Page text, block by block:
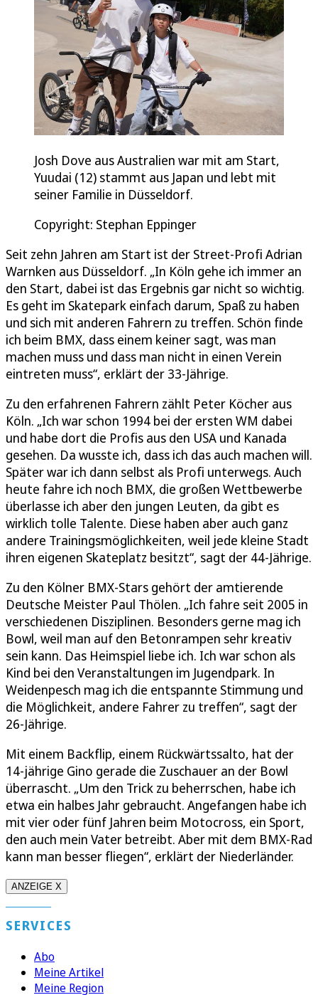
Josh Dove aus Australien war mit am Start,
Yuudai (12) stammt aus Japan und lebt mit
seiner Familie in Düsseldorf.
Copyright: Stephan Eppinger
Seit zehn Jahren am Start ist der Street-Profi Adrian
Warnken aus Düsseldorf. „In Köln gehe ich immer an
den Start, dabei ist das Ergebnis gar nicht so wichtig.
Es geht im Skatepark einfach darum, Spaß zu haben
und sich mit anderen Fahrern zu treffen. Schön finde
ich beim BMX, dass einem keiner sagt, was man
machen muss und dass man nicht in einen Verein
eintreten muss“, erklärt der 33-Jährige.
Zu den erfahrenen Fahrern zählt Peter Köcher aus
Köln. „Ich war schon 1994 bei der ersten WM dabei
und habe dort die Profis aus den USA und Kanada
gesehen. Da wusste ich, dass ich das auch machen will.
Später war ich dann selbst als Profi unterwegs. Auch
heute fahre ich noch BMX, die großen Wettbewerbe
überlasse ich aber den jungen Leuten, da gibt es
wirklich tolle Talente. Diese haben aber auch ganz
andere Trainingsmöglichkeiten, weil jede kleine Stadt
ihren eigenen Skateplatz besitzt“, sagt der 44-Jährige.
Zu den Kölner BMX-Stars gehört der amtierende
Deutsche Meister Paul Thölen. „Ich fahre seit 2005 in
verschiedenen Disziplinen. Besonders gerne mag ich
Bowl, weil man auf den Betonrampen sehr kreativ
sein kann. Das Heimspiel liebe ich. Ich war schon als
Kind bei den Veranstaltungen im Jugendpark. In
Weidenpesch mag ich die entspannte Stimmung und
die Möglichkeit, andere Fahrer zu treffen“, sagt der
26-Jährige.
Mit einem Backflip, einem Rückwärtssalto, hat der
14-jährige Gino gerade die Zuschauer an der Bowl
überrascht. „Um den Trick zu beherrschen, habe ich
etwa ein halbes Jahr gebraucht. Angefangen habe ich
mit vier oder fünf Jahren beim Motocross, ein Sport,
den auch mein Vater betreibt. Aber mit dem BMX-Rad
kann man besser fliegen“, erklärt der Niederländer.
ANZEIGE X
SERVICES
Abo
Meine Artikel
Meine Region